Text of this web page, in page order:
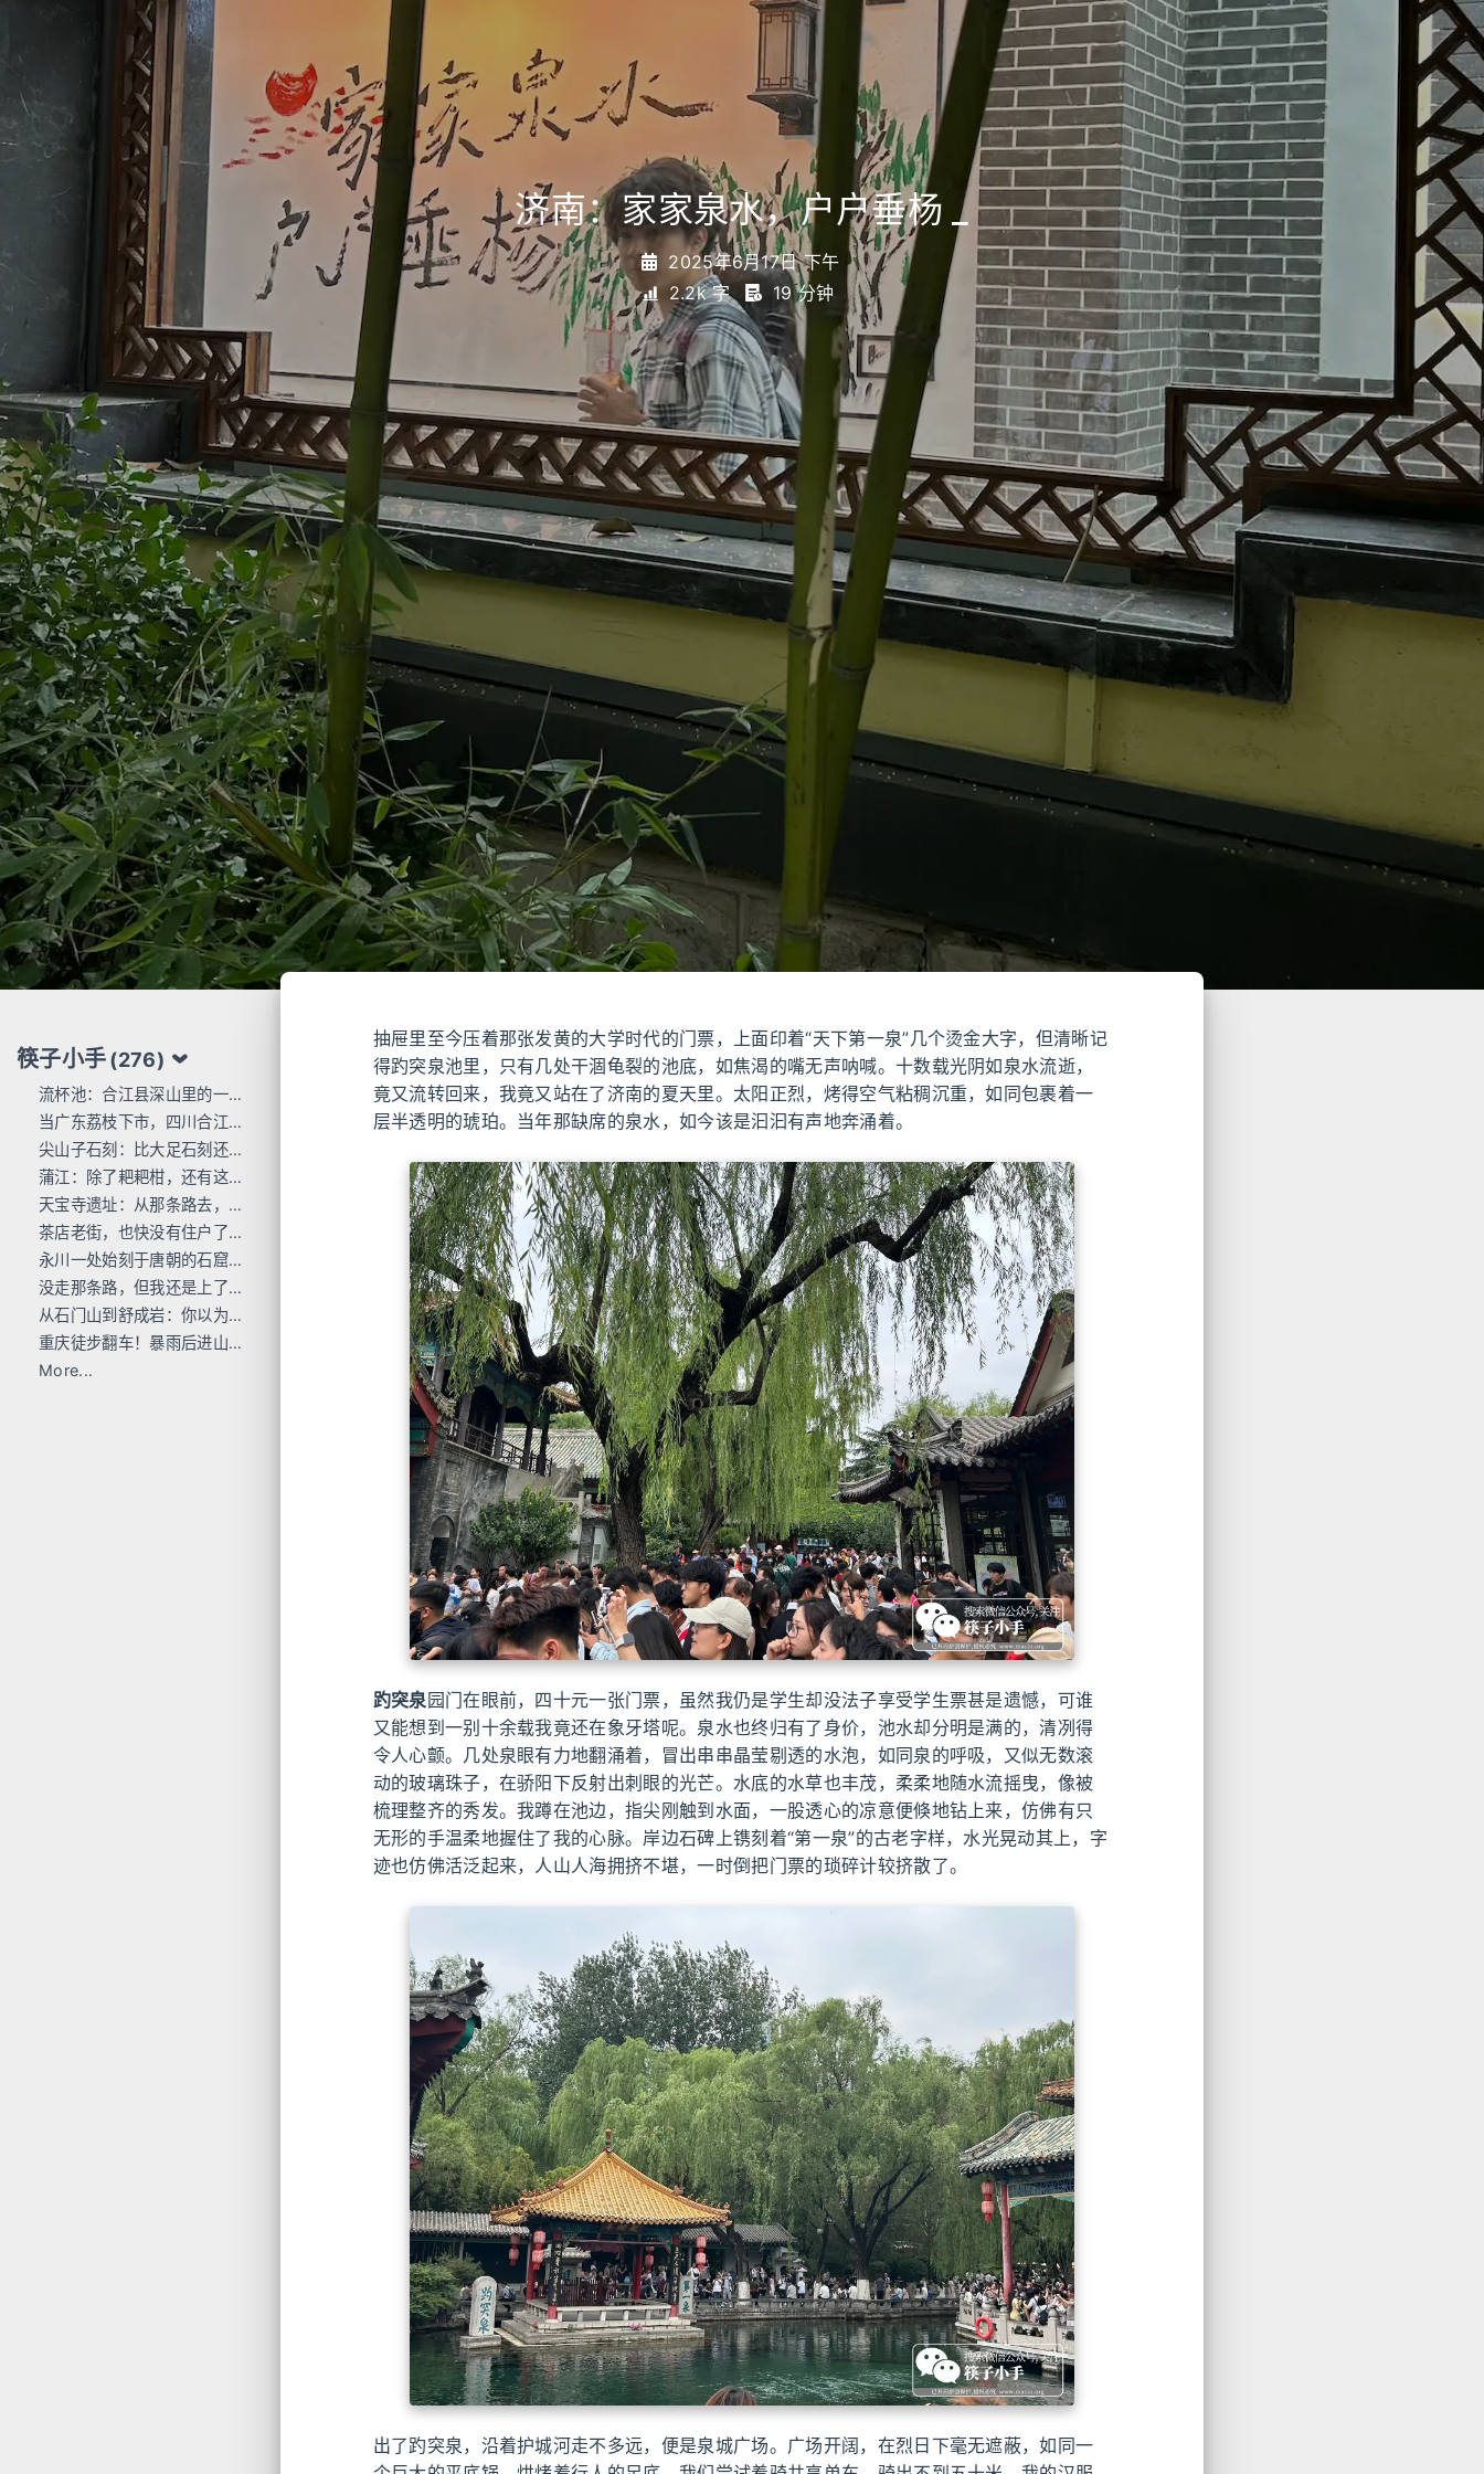
济南：家家泉水，户户垂杨 _
2025年6月17日 下午
2.2k 字
19 分钟
筷子小手(276)
流杯池：合江县深山里的一行东洋刻痕
当广东荔枝下市，四川合江的才刚红透
尖山子石刻：比大足石刻还早300年
蒲江：除了耙耙柑，还有这么多唐宋石刻
天宝寺遗址：从那条路去，过这座桥来
茶店老街，也快没有住户了...
永川一处始刻于唐朝的石窟，人不多 值得去
没走那条路，但我还是上了巴岳山
从石门山到舒成岩：你以为去过宝顶山就是全部的大足石刻了吗？
重庆徒步翻车！暴雨后进山，差点栽在这座小山里
More...
抽屉里至今压着那张发黄的大学时代的门票，上面印着“天下第一泉”几个烫金大字，但清晰记
得趵突泉池里，只有几处干涸龟裂的池底，如焦渴的嘴无声呐喊。十数载光阴如泉水流逝，
竟又流转回来，我竟又站在了济南的夏天里。太阳正烈，烤得空气粘稠沉重，如同包裹着一
层半透明的琥珀。当年那缺席的泉水，如今该是汩汩有声地奔涌着。
趵突泉园门在眼前，四十元一张门票，虽然我仍是学生却没法子享受学生票甚是遗憾，可谁
又能想到一别十余载我竟还在象牙塔呢。泉水也终归有了身价，池水却分明是满的，清冽得
令人心颤。几处泉眼有力地翻涌着，冒出串串晶莹剔透的水泡，如同泉的呼吸，又似无数滚
动的玻璃珠子，在骄阳下反射出刺眼的光芒。水底的水草也丰茂，柔柔地随水流摇曳，像被
梳理整齐的秀发。我蹲在池边，指尖刚触到水面，一股透心的凉意便倏地钻上来，仿佛有只
无形的手温柔地握住了我的心脉。岸边石碑上镌刻着“第一泉”的古老字样，水光晃动其上，字
迹也仿佛活泛起来，人山人海拥挤不堪，一时倒把门票的琐碎计较挤散了。
出了趵突泉，沿着护城河走不多远，便是泉城广场。广场开阔，在烈日下毫无遮蔽，如同一